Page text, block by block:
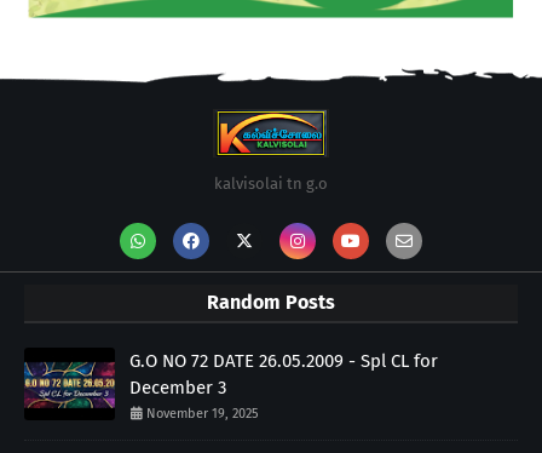
kalvisolai tn g.o
Random Posts
G.O NO 72 DATE 26.05.2009 - Spl CL for
December 3
November 19, 2025